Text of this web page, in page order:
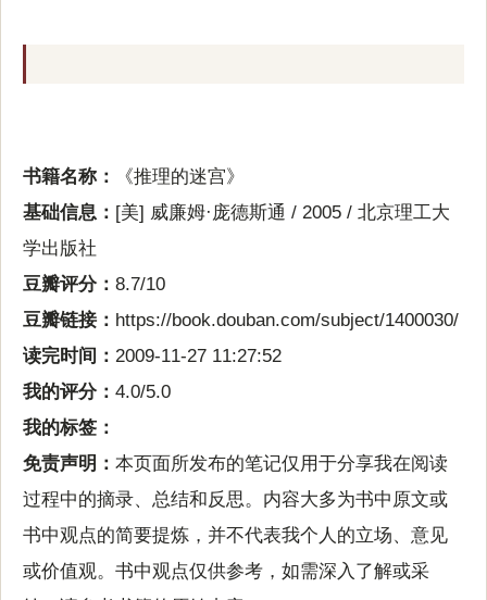
书籍名称：
《推理的迷宫》
基础信息： [美] 威廉姆·庞德斯通 / 2005 / 北京理工大
学出版社
豆瓣评分： 8.7/10
豆瓣链接： https://book.douban.com/subject/1400030/
读完时间： 2009-11-27 11:27:52
我的评分： 4.0/5.0
我的标签：
免责声明： 本页面所发布的笔记仅用于分享我在阅读
过程中的摘录、总结和反思。内容大多为书中原文或
书中观点的简要提炼，并不代表我个人的立场、意见
或价值观。书中观点仅供参考，如需深入了解或采